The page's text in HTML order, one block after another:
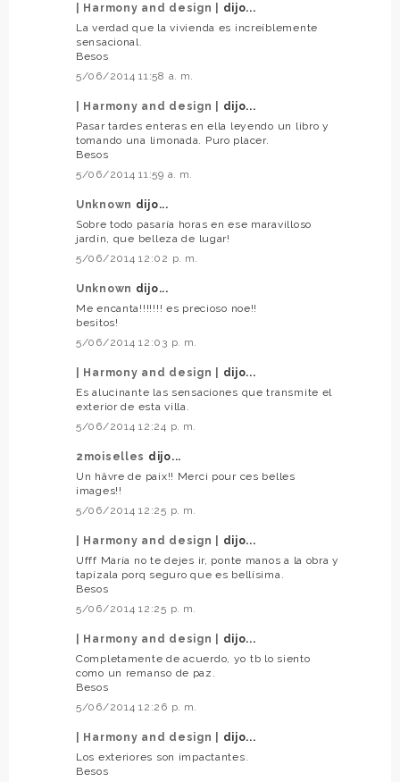
| Harmony and design |
dijo...
La verdad que la vivienda es increíblemente
sensacional.
Besos
5/06/2014 11:58 a. m.
| Harmony and design |
dijo...
Pasar tardes enteras en ella leyendo un libro y
tomando una limonada. Puro placer.
Besos
5/06/2014 11:59 a. m.
Unknown dijo...
Sobre todo pasaría horas en ese maravilloso
jardín, que belleza de lugar!
5/06/2014 12:02 p. m.
Unknown dijo...
Me encanta!!!!!!! es precioso noe!!
besitos!
5/06/2014 12:03 p. m.
| Harmony and design |
dijo...
Es alucinante las sensaciones que transmite el
exterior de esta villa.
5/06/2014 12:24 p. m.
2moiselles dijo...
Un hâvre de paix!! Merci pour ces belles
images!!
5/06/2014 12:25 p. m.
| Harmony and design |
dijo...
Ufff María no te dejes ir, ponte manos a la obra y
tapízala porq seguro que es bellísima.
Besos
5/06/2014 12:25 p. m.
| Harmony and design |
dijo...
Completamente de acuerdo, yo tb lo siento
como un remanso de paz.
Besos
5/06/2014 12:26 p. m.
| Harmony and design |
dijo...
Los exteriores son impactantes.
Besos